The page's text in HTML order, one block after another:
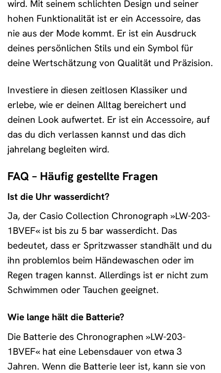
wird. Mit seinem schlichten Design und seiner
hohen Funktionalität ist er ein Accessoire, das
nie aus der Mode kommt. Er ist ein Ausdruck
deines persönlichen Stils und ein Symbol für
deine Wertschätzung von Qualität und Präzision.
Investiere in diesen zeitlosen Klassiker und
erlebe, wie er deinen Alltag bereichert und
deinen Look aufwertet. Er ist ein Accessoire, auf
das du dich verlassen kannst und das dich
jahrelang begleiten wird.
FAQ – Häufig gestellte Fragen
Ist die Uhr wasserdicht?
Ja, der Casio Collection Chronograph »LW-203-
1BVEF« ist bis zu 5 bar wasserdicht. Das
bedeutet, dass er Spritzwasser standhält und du
ihn problemlos beim Händewaschen oder im
Regen tragen kannst. Allerdings ist er nicht zum
Schwimmen oder Tauchen geeignet.
Wie lange hält die Batterie?
Die Batterie des Chronographen »LW-203-
1BVEF« hat eine Lebensdauer von etwa 3
Jahren. Wenn die Batterie leer ist, kann sie von